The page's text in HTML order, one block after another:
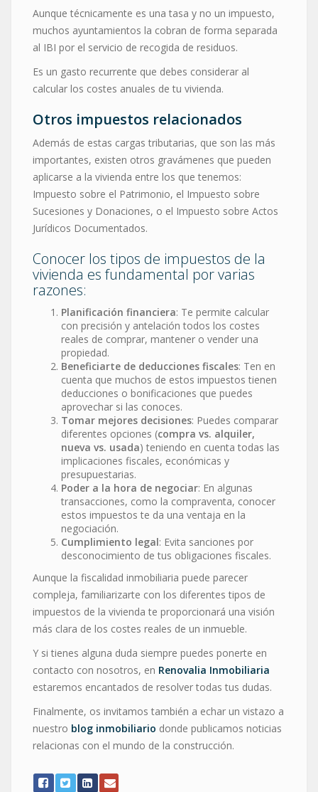
Aunque técnicamente es una tasa y no un impuesto,
muchos ayuntamientos la cobran de forma separada
al IBI por el servicio de recogida de residuos.
Es un gasto recurrente que debes considerar al
calcular los costes anuales de tu vivienda.
Otros impuestos relacionados
Además de estas cargas tributarias, que son las más
importantes, existen otros gravámenes que pueden
aplicarse a la vivienda entre los que tenemos:
Impuesto sobre el Patrimonio, el Impuesto sobre
Sucesiones y Donaciones, o el Impuesto sobre Actos
Jurídicos Documentados.
Conocer los tipos de impuestos de la
vivienda es fundamental por varias
razones:
Planificación financiera: Te permite calcular
con precisión y antelación todos los costes
reales de comprar, mantener o vender una
propiedad.
Beneficiarte de deducciones fiscales: Ten en
cuenta que muchos de estos impuestos tienen
deducciones o bonificaciones que puedes
aprovechar si las conoces.
Tomar mejores decisiones: Puedes comparar
diferentes opciones (compra vs. alquiler,
nueva vs. usada) teniendo en cuenta todas las
implicaciones fiscales, económicas y
presupuestarias.
Poder a la hora de negociar: En algunas
transacciones, como la compraventa, conocer
estos impuestos te da una ventaja en la
negociación.
Cumplimiento legal: Evita sanciones por
desconocimiento de tus obligaciones fiscales.
Aunque la fiscalidad inmobiliaria puede parecer
compleja, familiarizarte con los diferentes tipos de
impuestos de la vivienda te proporcionará una visión
más clara de los costes reales de un inmueble.
Y si tienes alguna duda siempre puedes ponerte en
contacto con nosotros, en Renovalia Inmobiliaria
estaremos encantados de resolver todas tus dudas.
Finalmente, os invitamos también a echar un vistazo a
nuestro blog inmobiliario donde publicamos noticias
relacionas con el mundo de la construcción.